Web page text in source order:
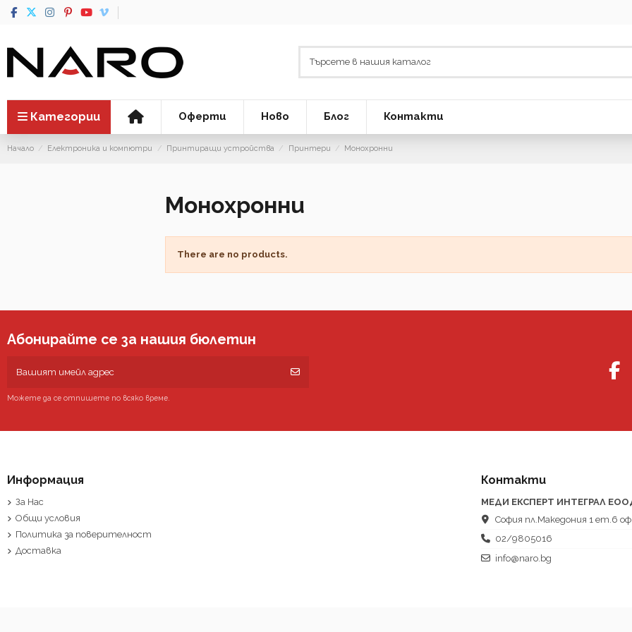
Категории Оферти Ново Блог Контакти
Начало Електроника и компютри Принтиращи устройства Принтери Монохронни
Монохронни
There are no products.
Абонирайте се за нашия бюлетин
Можете да се отпишете по всяко време.
Информация
За Нас
Общи условия
Политика за поверителност
Доставка
Контакти
МЕДИ ЕКСПЕРТ ИНТЕГРАЛ
София пл.Македония 1 ет.6
02/9805016
info@naro.bg